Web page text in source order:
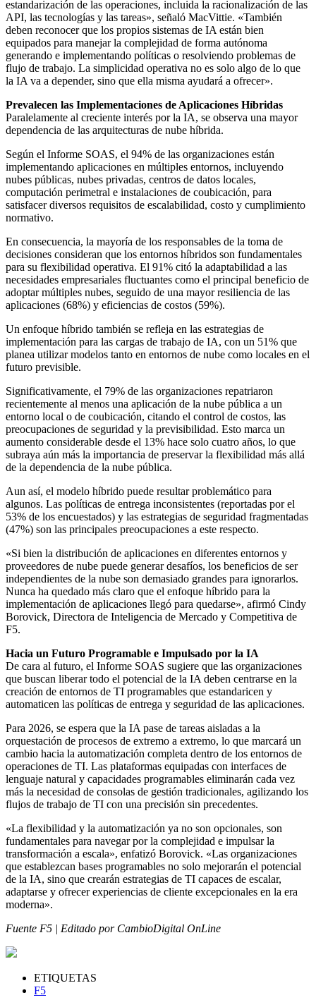
estandarización de las operaciones, incluida la racionalización de las
API, las tecnologías y las tareas», señaló MacVittie. «También
deben reconocer que los propios sistemas de IA están bien
equipados para manejar la complejidad de forma autónoma
generando e implementando políticas o resolviendo problemas de
flujo de trabajo. La simplicidad operativa no es solo algo de lo que
la IA va a depender, sino que ella misma ayudará a ofrecer».
Prevalecen las Implementaciones de Aplicaciones Híbridas
Paralelamente al creciente interés por la IA, se observa una mayor
dependencia de las arquitecturas de nube híbrida.
Según el Informe SOAS, el 94% de las organizaciones están
implementando aplicaciones en múltiples entornos, incluyendo
nubes públicas, nubes privadas, centros de datos locales,
computación perimetral e instalaciones de coubicación, para
satisfacer diversos requisitos de escalabilidad, costo y cumplimiento
normativo.
En consecuencia, la mayoría de los responsables de la toma de
decisiones consideran que los entornos híbridos son fundamentales
para su flexibilidad operativa. El 91% citó la adaptabilidad a las
necesidades empresariales fluctuantes como el principal beneficio de
adoptar múltiples nubes, seguido de una mayor resiliencia de las
aplicaciones (68%) y eficiencias de costos (59%).
Un enfoque híbrido también se refleja en las estrategias de
implementación para las cargas de trabajo de IA, con un 51% que
planea utilizar modelos tanto en entornos de nube como locales en el
futuro previsible.
Significativamente, el 79% de las organizaciones repatriaron
recientemente al menos una aplicación de la nube pública a un
entorno local o de coubicación, citando el control de costos, las
preocupaciones de seguridad y la previsibilidad. Esto marca un
aumento considerable desde el 13% hace solo cuatro años, lo que
subraya aún más la importancia de preservar la flexibilidad más allá
de la dependencia de la nube pública.
Aun así, el modelo híbrido puede resultar problemático para
algunos. Las políticas de entrega inconsistentes (reportadas por el
53% de los encuestados) y las estrategias de seguridad fragmentadas
(47%) son las principales preocupaciones a este respecto.
«Si bien la distribución de aplicaciones en diferentes entornos y
proveedores de nube puede generar desafíos, los beneficios de ser
independientes de la nube son demasiado grandes para ignorarlos.
Nunca ha quedado más claro que el enfoque híbrido para la
implementación de aplicaciones llegó para quedarse», afirmó Cindy
Borovick, Directora de Inteligencia de Mercado y Competitiva de
F5.
Hacia un Futuro Programable e Impulsado por la IA
De cara al futuro, el Informe SOAS sugiere que las organizaciones
que buscan liberar todo el potencial de la IA deben centrarse en la
creación de entornos de TI programables que estandaricen y
automaticen las políticas de entrega y seguridad de las aplicaciones.
Para 2026, se espera que la IA pase de tareas aisladas a la
orquestación de procesos de extremo a extremo, lo que marcará un
cambio hacia la automatización completa dentro de los entornos de
operaciones de TI. Las plataformas equipadas con interfaces de
lenguaje natural y capacidades programables eliminarán cada vez
más la necesidad de consolas de gestión tradicionales, agilizando los
flujos de trabajo de TI con una precisión sin precedentes.
«La flexibilidad y la automatización ya no son opcionales, son
fundamentales para navegar por la complejidad e impulsar la
transformación a escala», enfatizó Borovick. «Las organizaciones
que establezcan bases programables no solo mejorarán el potencial
de la IA, sino que crearán estrategias de TI capaces de escalar,
adaptarse y ofrecer experiencias de cliente excepcionales en la era
moderna».
Fuente F5 | Editado por CambioDigital OnLine
ETIQUETAS
F5